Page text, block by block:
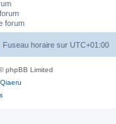
forum
Fuseau horaire sur UTC+01:00
phpBB Limited
Qiaeru